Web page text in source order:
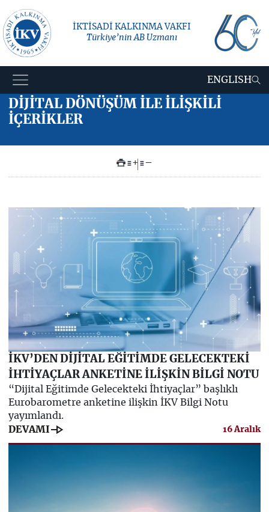
İKTİSADİ KALKINMA VAKFI
Türkiye’nin AB Uzmanı
ENGLISH
DİJİTAL DÖNÜŞÜM İLE İLİŞKİLİ
İÇERİKLER
+ –
İKV’DEN DİJİTAL EĞİTİMDE GELECEKTEKİ
İHTİYAÇLAR ANKETİNE İLİŞKİN BİLGİ NOTU
“Dijital Eğitimde Gelecekteki İhtiyaçlar” başlıklı
Eurobarometre anketine ilişkin İKV Bilgi Notu
yayımlandı.
DEVAMI line_end_arrow 16 Aralık